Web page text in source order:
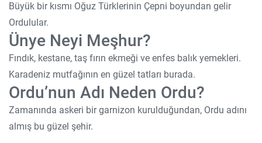
Büyük bir kısmı Oğuz Türklerinin Çepni boyundan gelir
Ordulular.
Ünye Neyi Meşhur?
Fındık, kestane, taş fırın ekmeği ve enfes balık yemekleri.
Karadeniz mutfağının en güzel tatları burada.
Ordu’nun Adı Neden Ordu?
Zamanında askeri bir garnizon kurulduğundan, Ordu adını
almış bu güzel şehir.